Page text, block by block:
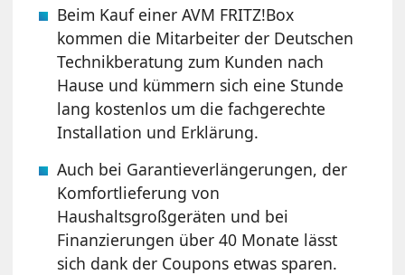
Beim Kauf einer AVM FRITZ!Box
kommen die Mitarbeiter der Deutschen
Technikberatung zum Kunden nach
Hause und kümmern sich eine Stunde
lang kostenlos um die fachgerechte
Installation und Erklärung.
Auch bei Garantieverlängerungen, der
Komfortlieferung von
Haushaltsgroßgeräten und bei
Finanzierungen über 40 Monate lässt
sich dank der Coupons etwas sparen.